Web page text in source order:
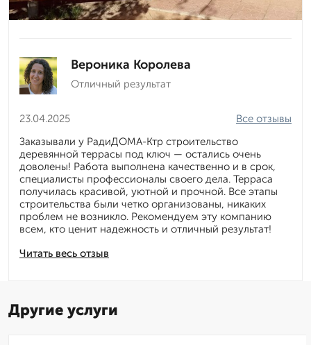
Вероника Королева
Отличный результат
23.04.2025
Читать весь отзыв
Все отзывы
Заказывали у РадиДОМА-Ктр строительство
деревянной террасы под ключ — остались очень
доволены! Работа выполнена качественно и в срок,
специалисты профессионалы своего дела. Терраса
получилась красивой, уютной и прочной. Все этапы
строительства были четко организованы, никаких
проблем не возникло. Рекомендуем эту компанию
всем, кто ценит надежность и отличный результат!
Другие услуги